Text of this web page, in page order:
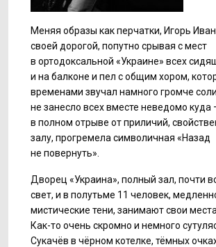
Меняя образы как перчатки, Игорь
своей дорогой, попутно срывая с мест
в ортодоксальной «Украине» всех
и на балконе и пел с общим хором,
временами звучал намного громче
не занесло всех вместе неведомо куда
в полном отрыве от приличий,
залу, прогремела символичная «Назад
не повернуть».
Дворец «Украина», полный зал, почти
свет, и в полутьме 11 человек,
мистические тени, занимают свои
Как-то очень скромно и немного
Сукачёв в чёрном котелке, тёмных